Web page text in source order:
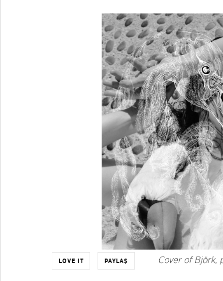
LOVE IT PAYLAŞ Cover ofBjörk,